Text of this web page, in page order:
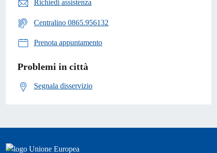
Richiedi assistenza
Centralino 0865.956132
Prenota appuntamento
Problemi in città
Segnala disservizio